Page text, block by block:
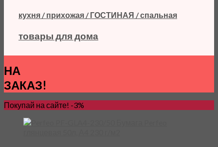
кухня / прихожая / ГОСТИНАЯ / спальная
товары для дома
НА
ЗАКАЗ!
Покупай на сайте! -3%